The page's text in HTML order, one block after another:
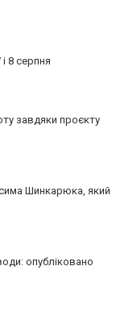
8 серпня
завдяки проєкту
Шинкарюка, який
опубліковано